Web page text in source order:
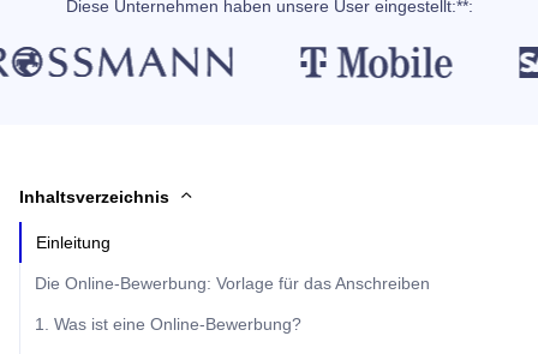
Diese Unternehmen haben unsere User eingestellt:**:
Inhaltsverzeichnis
Einleitung
Die Online-Bewerbung: Vorlage für das Anschreiben
1. Was ist eine Online-Bewerbung?